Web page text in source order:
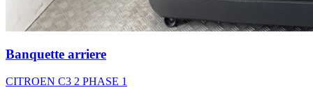
Banquette arriere
CITROEN C3 2 PHASE 1